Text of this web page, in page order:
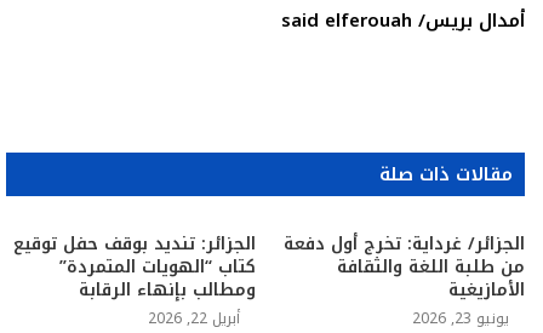
أمدال بريس/ said elferouah
مقالات ذات صلة
الجزائر/ غرداية: تخرج أول دفعة
من طلبة اللغة والثقافة
الأمازيغية
يونيو 23, 2026
الجزائر: تنديد بوقف حفل توقيع
كتاب “الهويات المتمردة”
ومطالب بإنهاء الرقابة
أبريل 22, 2026